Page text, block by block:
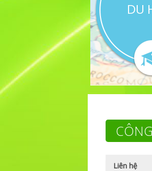
DU
Liên hệ